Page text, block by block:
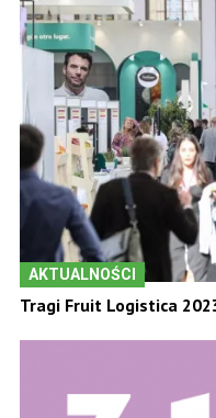
AKTUALNOŚCI
Tragi Fruit Logistica